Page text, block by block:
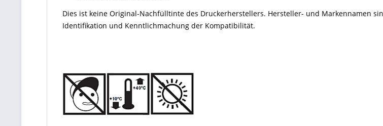
Dies ist keine Original-Nachfülltinte des Druckerherstellers. Hersteller- und Markennamen
Identifikation und Kenntlichmachung der Kompatibilität.